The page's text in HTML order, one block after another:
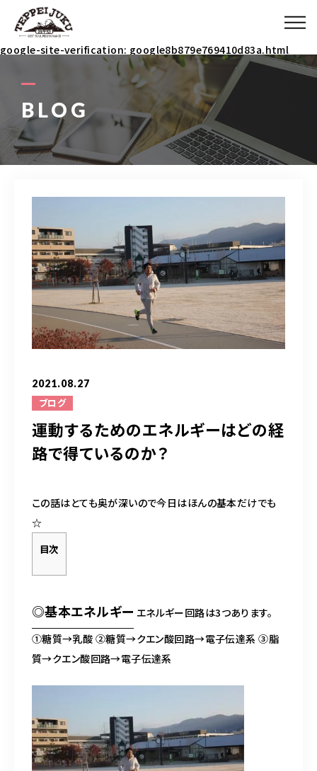
google-site-verification: google8b879e769410d83a.html
BLOG
2021.08.27
ブログ
運動するためのエネルギーはどの経
路で得ているのか？
この話はとても奥が深いので今日はほんの基本だけでも
☆
目次
◎基本エネルギー エネルギー回路は3つあります。
①糖質→乳酸 ②糖質→クエン酸回路→電子伝達系 ③脂
質→クエン酸回路→電子伝達系
ABOUT
MENU
ITEM
COACH
090-3031-5927
9：00～23：00 イベント時は除く(メールで連絡ください)
お問い合わせはこちら